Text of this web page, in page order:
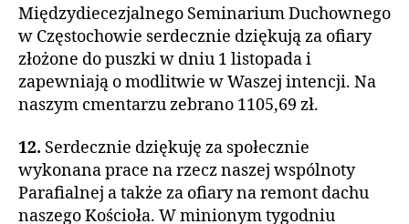
Międzydiecezjalnego Seminarium Duchownego
w Częstochowie serdecznie dziękują za ofiary
złożone do puszki w dniu 1 listopada i
zapewniają o modlitwie w Waszej intencji. Na
naszym cmentarzu zebrano 1105,69 zł.
12. Serdecznie dziękuję za społecznie
wykonana prace na rzecz naszej wspólnoty
Parafialnej a także za ofiary na remont dachu
naszego Kościoła. W minionym tygodniu